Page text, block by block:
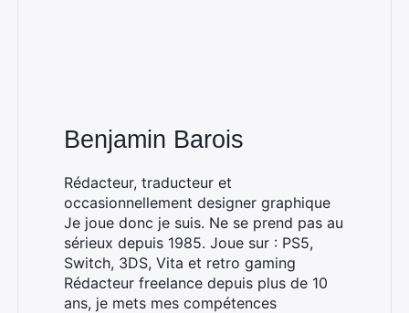
Benjamin Barois
Rédacteur, traducteur et
occasionnellement designer graphique
Je joue donc je suis. Ne se prend pas au
sérieux depuis 1985. Joue sur : PS5,
Switch, 3DS, Vita et retro gaming
Rédacteur freelance depuis plus de 10
ans, je mets mes compétences